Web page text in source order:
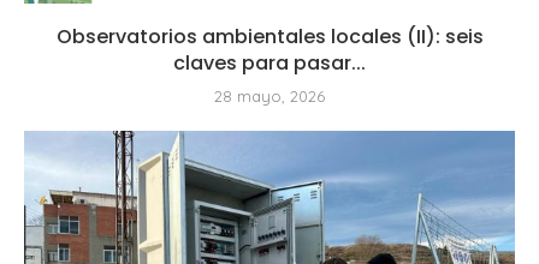
Observatorios ambientales locales (II): seis
claves para pasar...
28 mayo, 2026